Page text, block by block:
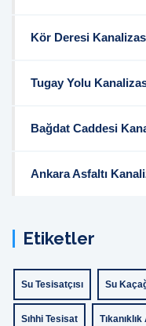
Kör Deresi
Tugay Yolu
Bağdat Caddesi
Ankara Asfaltı
Etiketler
Su Tesisatçısı Su
Sıhhi Tesisat